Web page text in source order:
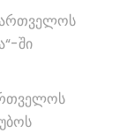
ში